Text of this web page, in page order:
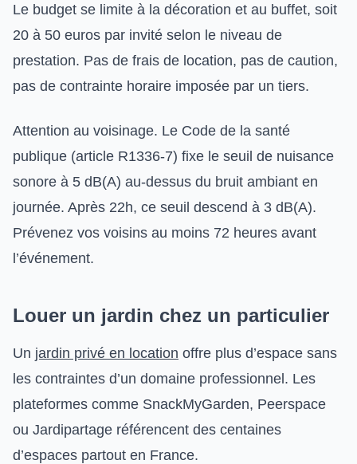
Le budget se limite à la décoration et au buffet, soit
20 à 50 euros par invité selon le niveau de
prestation. Pas de frais de location, pas de caution,
pas de contrainte horaire imposée par un tiers.
Attention au voisinage. Le Code de la santé
publique (article R1336-7) fixe le seuil de nuisance
sonore à 5 dB(A) au-dessus du bruit ambiant en
journée. Après 22h, ce seuil descend à 3 dB(A).
Prévenez vos voisins au moins 72 heures avant
l’événement.
Louer un jardin chez un particulier
Un jardin privé en location offre plus d’espace sans
les contraintes d’un domaine professionnel. Les
plateformes comme SnackMyGarden, Peerspace
ou Jardipartage référencent des centaines
d’espaces partout en France.